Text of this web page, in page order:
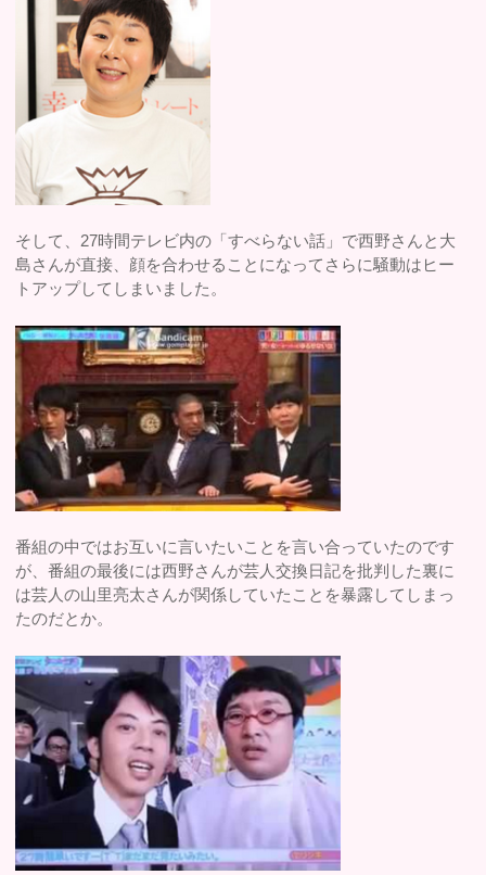
そして、27時間テレビ内の「すべらない話」で西野さんと大
島さんが直接、顔を合わせることになってさらに騒動はヒー
トアップしてしまいました。
番組の中ではお互いに言いたいことを言い合っていたのです
が、番組の最後には西野さんが芸人交換日記を批判した裏に
は芸人の山里亮太さんが関係していたことを暴露してしまっ
たのだとか。